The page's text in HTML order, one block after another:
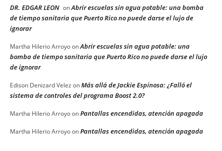
DR. EDGAR LEON onAbrir escuelas sin agua potable: una bomba
de tiempo sanitaria que Puerto Rico no puede darse el lujo de
ignorar
Martha Hilerio ArroyoonAbrir escuelas sin agua potable: una
bomba de tiempo sanitaria que Puerto Rico no puede darse el lujo
de ignorar
Edison Denizard Velez onMás allá de Jackie Espinosa: ¿Falló el
sistema de controles del programa Boost 2.0?
Martha Hilerio ArroyoonPantallas encendidas, atención apagada
Martha Hilerio ArroyoonPantallas encendidas, atención apagada